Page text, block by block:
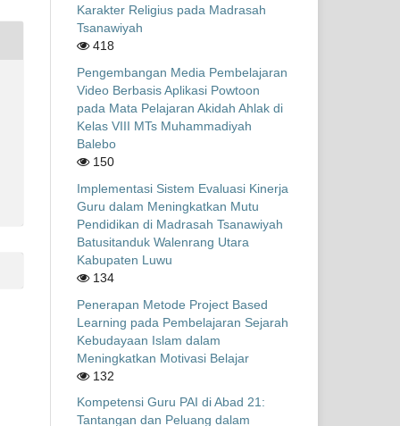
Karakter Religius pada Madrasah
Tsanawiyah
418
Pengembangan Media Pembelajaran
Video Berbasis Aplikasi Powtoon
pada Mata Pelajaran Akidah Ahlak di
Kelas VIII MTs Muhammadiyah
Balebo
150
Implementasi Sistem Evaluasi Kinerja
Guru dalam Meningkatkan Mutu
Pendidikan di Madrasah Tsanawiyah
Batusitanduk Walenrang Utara
Kabupaten Luwu
134
Penerapan Metode Project Based
Learning pada Pembelajaran Sejarah
Kebudayaan Islam dalam
Meningkatkan Motivasi Belajar
132
Kompetensi Guru PAI di Abad 21:
Tantangan dan Peluang dalam